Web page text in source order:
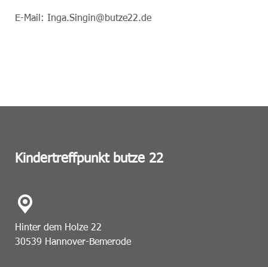
E-Mail: Inga.Singin@butze22.de
Kindertreffpunkt butze 22
Hinter dem Holze 22
30539 Hannover-Bemerode